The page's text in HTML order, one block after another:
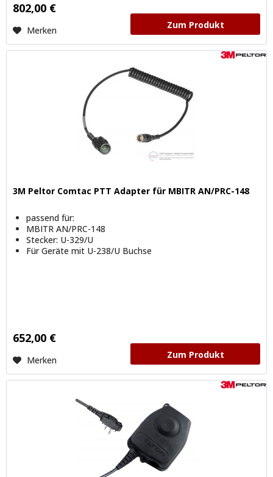
802,00 €
Merken Zum Produkt
3M Peltor Comtac PTT Adapter für MBITR AN/PRC-148
passend für:
MBITR AN/PRC-148
Stecker: U-329/U
Für Geräte mit U-238/U Buchse
652,00 €
Merken Zum Produkt